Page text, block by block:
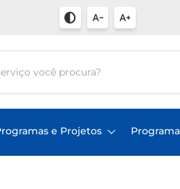
e Projetos